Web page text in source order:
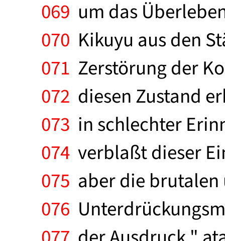
069 um das
070 Kikuyu aus den
071 Zerstörung der
072 diesen Zustand
073 in schlechter
074 verblaßt dieser
075 aber die
076